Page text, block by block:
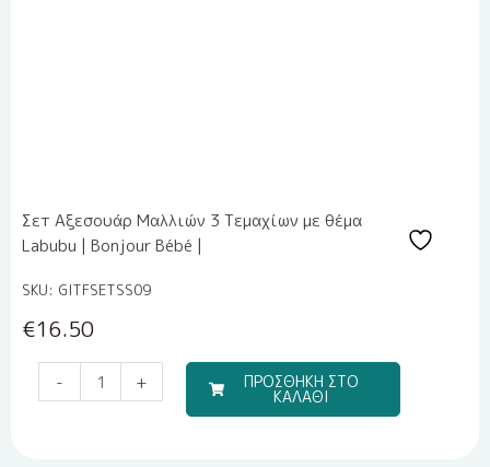
Σετ Αξεσουάρ Μαλλιών 3 Τεμαχίων με θέμα
Labubu | Bonjour Bébé |
SKU: GITFSETSS09
€16.50
-
Μπομπονιέρα
Υγρής
+ ΠΡΟΣΘΗΚΗ ΣΤΟ
ΚΑΛΑΘΙ